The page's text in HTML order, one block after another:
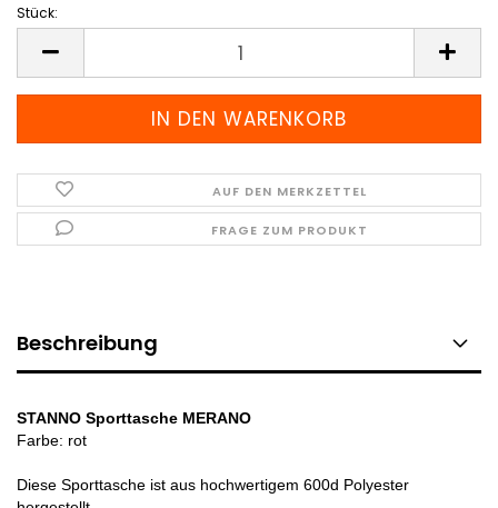
Stück:
AUF DEN MERKZETTEL
FRAGE ZUM PRODUKT
Beschreibung
STANNO Sporttasche MERANO
Farbe: rot
Diese Sporttasche ist aus hochwertigem 600d Polyester